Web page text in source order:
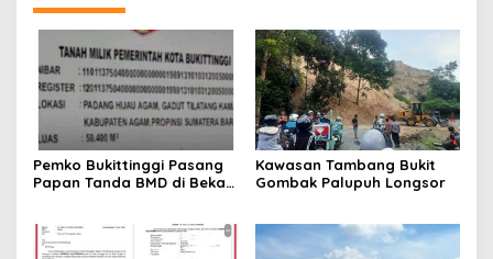
Pemko Bukittinggi Pasang
Papan Tanda BMD di Bekas
Kawasan Tambang Bukit
Gombak Palupuh Longsor